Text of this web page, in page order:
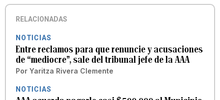
RELACIONADAS
NOTICIAS
Entre reclamos para que renuncie y acusaciones
de “mediocre”, sale del tribunal jefe de la AAA
Por Yaritza Rivera Clemente
NOTICIAS